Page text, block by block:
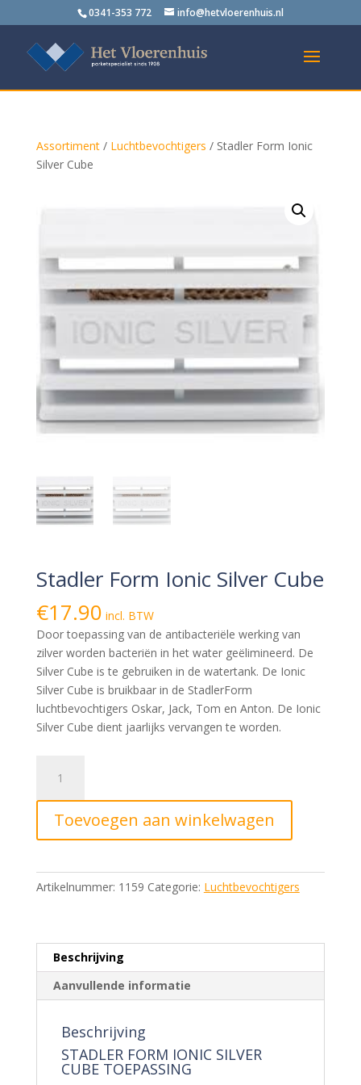
0341-353 772 info@hetvloerenhuis.nl
Assortiment/ Luchtbevochtigers / Stadler Form Ionic
Silver Cube
Stadler Form Ionic Silver Cube
€17.90 incl. BTW
Door toepassing van de antibacteriële werking van
zilver worden bacteriën in het water geëlimineerd. De
Silver Cube is te gebruiken in de watertank. De Ionic
Silver Cube is bruikbaar in de StadlerForm
luchtbevochtigers Oskar, Jack, Tom en Anton. De Ionic
Silver Cube dient jaarlijks vervangen te worden.
Form
Ionic
Silver
Cube
Toevoegen aan winkelwagen
Artikelnummer: 1159 Categorie: Luchtbevochtigers
Beschrijving
Aanvullende informatie
Beschrijving
STADLER FORM IONIC SILVER
CUBE TOEPASSING